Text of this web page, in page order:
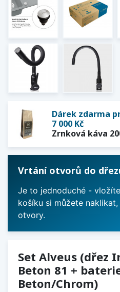
Dárek zdarma
7 000 Kč
Zrnková káva
Vrtání otvorů do
Je to jednoduché -
košíku si můžete
otvory.
Set Alveus (dřez
Beton 81 +
Beton/Chrom)